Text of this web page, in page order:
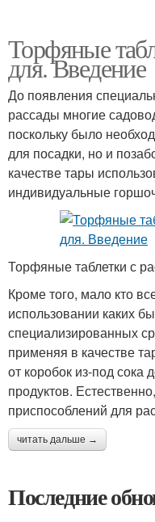
Растения в торфяных
таблетках
Торфяные
для. Введение
До появления
рассады многие
поскольку было
для посадки, но и
качестве тары
индивидуальные
Торфяные таблетки с
Кроме того, мало кто
использовании каких
специализированных
применяя в качестве
от коробок из-под сока
продуктов.
приспособлений для
читать дальше →
Последние